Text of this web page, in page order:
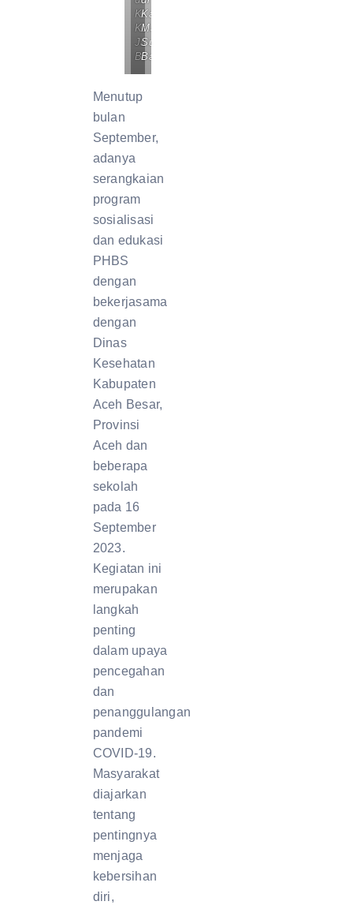
Kabupaten
Karawang,
Jawa
Barat
Kabupaten
Mamuju,
Sulawesi
Barat
Menutup
bulan
September,
adanya
serangkaian
program
sosialisasi
dan edukasi
PHBS
dengan
bekerjasama
dengan
Dinas
Kesehatan
Kabupaten
Aceh Besar,
Provinsi
Aceh dan
beberapa
sekolah
pada 16
September
2023.
Kegiatan ini
merupakan
langkah
penting
dalam upaya
pencegahan
dan
penanggulangan
pandemi
COVID-19.
Masyarakat
diajarkan
tentang
pentingnya
menjaga
kebersihan
diri,